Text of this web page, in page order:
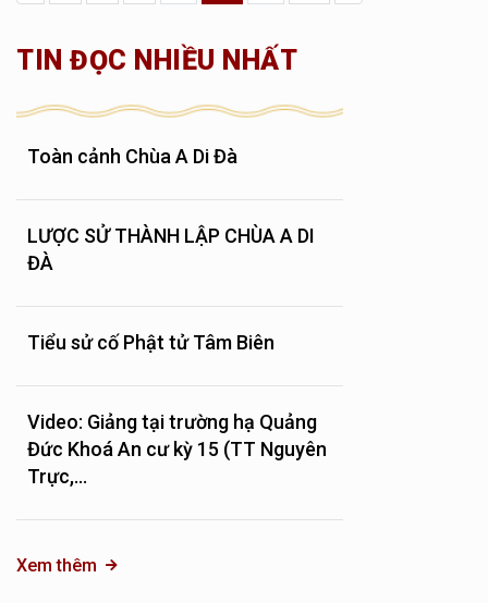
TIN ĐỌC NHIỀU NHẤT
Toàn cảnh Chùa A Di Đà
LƯỢC SỬ THÀNH LẬP CHÙA A DI
ĐÀ
Tiểu sử cố Phật tử Tâm Biên
Video: Giảng tại trường hạ Quảng
Đức Khoá An cư kỳ 15 (TT Nguyên
Trực,...
Xem thêm